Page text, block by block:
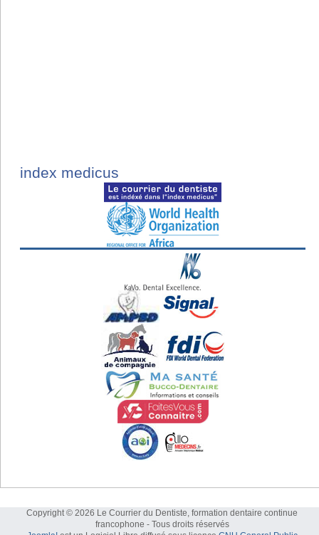
index medicus
Copyright © 2026 Le Courrier du Dentiste, formation dentaire continue
francophone - Tous droits réservés